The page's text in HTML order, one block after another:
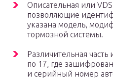
Описательная или
позволяющие
указана модель,
тормозной системы.
Различительная
по 17, где
и серийный номер